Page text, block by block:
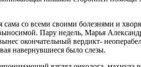
со всеми своими болезнями и
Пару недель, Марья
окончательный вердикт-
навернувшиеся было слезы.